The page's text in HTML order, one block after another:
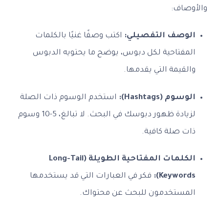
والأوصاف:
الوصف التفصيلي: اكتب وصفًا غنيًا بالكلمات
المفتاحية لكل دبوس، يوضح ما يحتويه الدبوس
والقيمة التي يقدمها.
الوسوم (Hashtags): استخدم الوسوم ذات الصلة
لزيادة ظهور دبوسك في البحث. لا تبالغ، 5-10 وسوم
ذات صلة كافية.
الكلمات المفتاحية الطويلة (Long-Tail
Keywords): فكر في العبارات التي قد يستخدمها
المستخدمون للبحث عن محتواك.